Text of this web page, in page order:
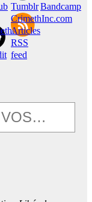
TumblrBandcamp
CrimethInc.com
Articles
RSS
feed